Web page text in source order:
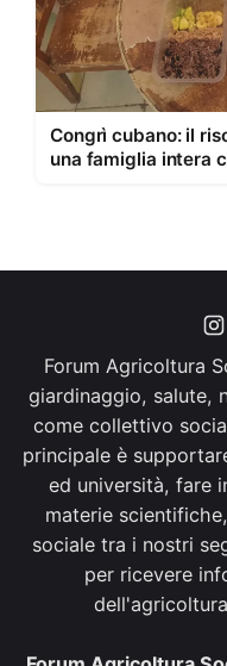
Congrì cubano: il
una famiglia intera
Forum Agricoltura
giardinaggio, salute,
come collettivo
principale è
ed università, fare
materie
sociale tra i nostri
per ricevere